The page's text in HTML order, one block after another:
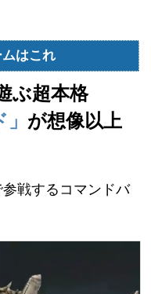
はこれ
ぶ超本格
が想像以上
戦するコマンドバ